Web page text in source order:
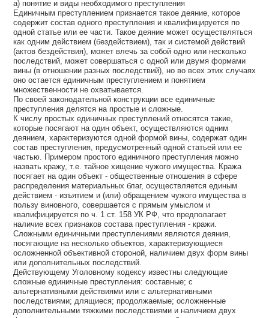
а) понятие и виды необходимого преступления
Единичным преступлением признается такое деяние, которое
содержит состав одного преступления и квалифицируется по
одной статье или ее части. Такое деяние может осуществляться
как одним действием (бездействием), так и системой действий
(актов бездействия), может влечь за собой одно или несколько
последствий, может совершаться с одной или двумя формами
вины (в отношении разных последствий), но во всех этих случаях
оно остается единичным преступлением и понятием
множественности не охватывается.
По своей законодательной конструкции все единичные
преступления делятся на простые и сложные.
К числу простых единичных преступлений относятся такие,
которые посягают на один объект, осуществляются одним
деянием, характеризуются одной формой вины, содержат один
состав преступления, предусмотренный одной статьей или ее
частью. Примером простого единичного преступления можно
назвать кражу, т.е. тайное хищение чужого имущества. Кража
посягает на один объект - общественные отношения в сфере
распределения материальных благ, осуществляется единым
действием - изъятием и (или) обращением чужого имущества в
пользу виновного, совершается с прямым умыслом и
квалифицируется по ч. 1 ст. 158 УК РФ, что предполагает
наличие всех признаков состава преступления - кражи.
Сложными единичными преступлениями являются деяния,
посягающие на несколько объектов, характеризующиеся
осложненной объективной стороной, наличием двух форм вины
или дополнительных последствий.
Действующему Уголовному кодексу известны следующие
сложные единичные преступления: составные; с
альтернативными действиями или с альтернативными
последствиями; длящиеся; продолжаемые; осложненные
дополнительными тяжкими последствиями и наличием двух